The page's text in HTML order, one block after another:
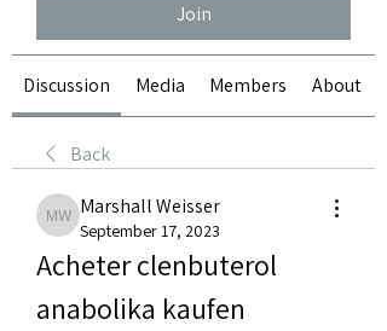
Join
Discussion Media Members About
Back
Marshall Weisser
Marshall Weisser
September 17, 2023
Acheter clenbuterol
anabolika kaufen